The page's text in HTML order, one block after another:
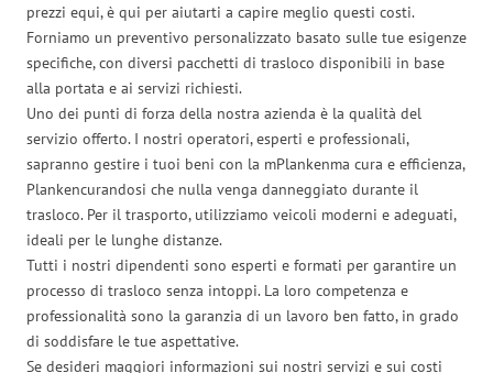
prezzi equi, è qui per aiutarti a capire meglio questi costi.
Forniamo un preventivo personalizzato basato sulle tue esigenze
specifiche, con diversi pacchetti di trasloco disponibili in base
alla portata e ai servizi richiesti.
Uno dei punti di forza della nostra azienda è la qualità del
servizio offerto. I nostri operatori, esperti e professionali,
sapranno gestire i tuoi beni con la mPlankenma cura e efficienza,
Plankencurandosi che nulla venga danneggiato durante il
trasloco. Per il trasporto, utilizziamo veicoli moderni e adeguati,
ideali per le lunghe distanze.
Tutti i nostri dipendenti sono esperti e formati per garantire un
processo di trasloco senza intoppi. La loro competenza e
professionalità sono la garanzia di un lavoro ben fatto, in grado
di soddisfare le tue aspettative.
Se desideri maggiori informazioni sui nostri servizi e sui costi